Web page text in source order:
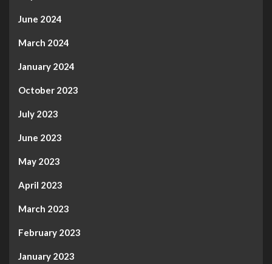
June 2024
March 2024
January 2024
October 2023
July 2023
June 2023
May 2023
April 2023
March 2023
February 2023
January 2023